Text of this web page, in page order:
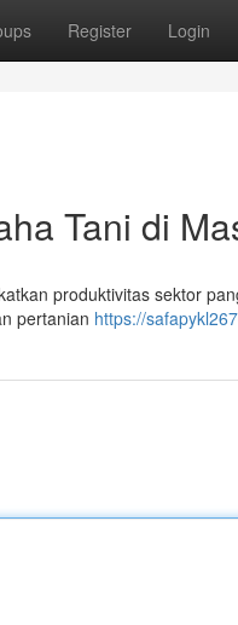
Register Login
Tani di
produktivitas sektor
pertanian https://